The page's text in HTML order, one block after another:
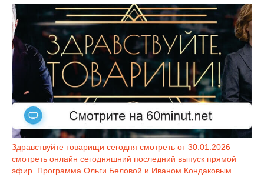
Здравствуйте товарищи сегодня смотреть от 30.01.2026
смотреть онлайн сегодняшний последний выпуск прямой
эфир. Программа Ольги Беловой и Иваном Кондаковым